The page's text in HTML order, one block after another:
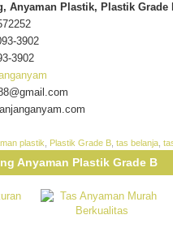
Anyaman Plastik, Plastik
3902
3902
plastik Plastik Grade B tas belanja
Anyaman Plastik Grade B